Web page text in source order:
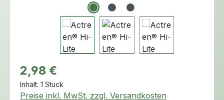
Regulärer Preis:
2,98 €
Inhalt: 1 Stück
Preise inkl. MwSt. zzgl. Versandkosten